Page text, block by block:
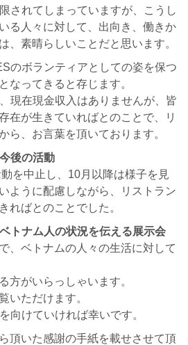
されてしまっていますが、こうし
る人々に対して、出向き、働きか
、素晴らしいことだと思います。
のボランティアとしての姿を保つ
なってきると存じます。
現在現金収入はありませんが、皆
在が生きていればとのことで、リ
ら、お言葉を頂いております。
後の活動
を中止し、10月以降は様子を見
ように配慮しながら、リストラン
ればとのことでした。
トナム人の状況を伝える展示会
、ベトナムの人々の生活に対して
方がいらっしゃいます。
いただけます。
向けていければ幸いです。
頂いた感謝の手紙を載せさせて頂